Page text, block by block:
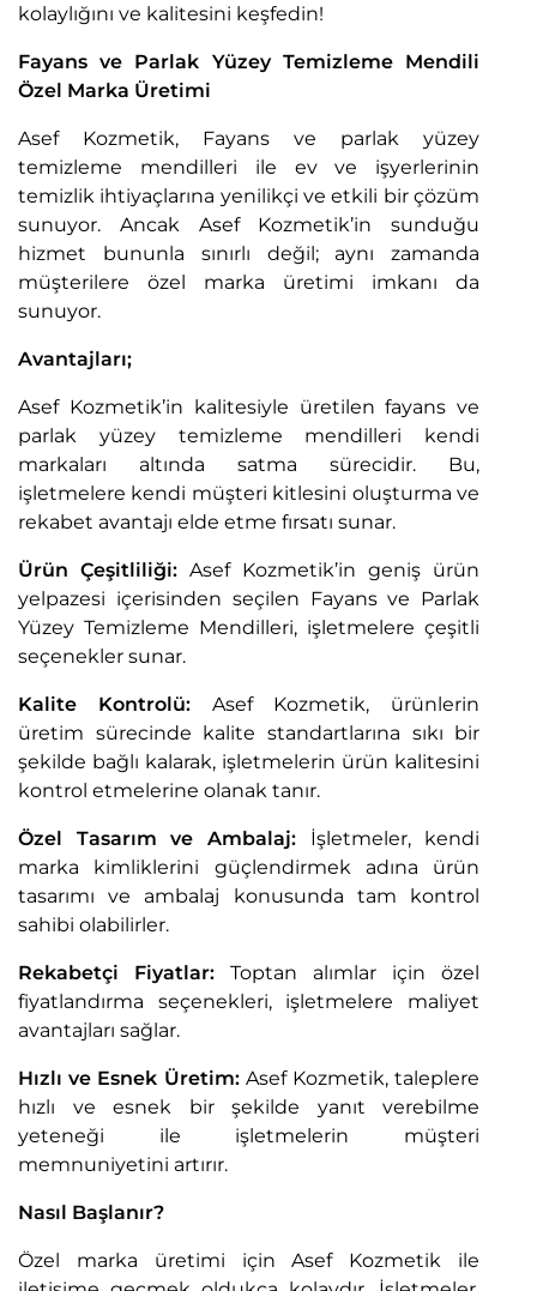
kolaylığını ve kalitesini keşfedin!
Fayans ve Parlak Yüzey Temizleme Mendili
Özel Marka Üretimi
Asef Kozmetik, Fayans ve parlak yüzey
temizleme mendilleri ile ev ve işyerlerinin
temizlik ihtiyaçlarına yenilikçi ve etkili bir çözüm
sunuyor. Ancak Asef Kozmetik’in sunduğu
hizmet bununla sınırlı değil; aynı zamanda
müşterilere özel marka üretimi imkanı da
sunuyor.
Avantajları;
Asef Kozmetik’in kalitesiyle üretilen fayans ve
parlak yüzey temizleme mendilleri kendi
markaları altında satma sürecidir. Bu,
işletmelere kendi müşteri kitlesini oluşturma ve
rekabet avantajı elde etme fırsatı sunar.
Ürün Çeşitliliği:Asef Kozmetik’in geniş ürün
yelpazesi içerisinden seçilen Fayans ve Parlak
Yüzey Temizleme Mendilleri, işletmelere çeşitli
seçenekler sunar.
Kalite Kontrolü:Asef Kozmetik, ürünlerin
üretim sürecinde kalite standartlarına sıkı bir
şekilde bağlı kalarak, işletmelerin ürün kalitesini
kontrol etmelerine olanak tanır.
Özel Tasarım ve Ambalaj:İşletmeler, kendi
marka kimliklerini güçlendirmek adına ürün
tasarımı ve ambalaj konusunda tam kontrol
sahibi olabilirler.
Rekabetçi Fiyatlar: Toptan alımlar için özel
fiyatlandırma seçenekleri, işletmelere maliyet
avantajları sağlar.
Hızlı ve Esnek Üretim:Asef Kozmetik, taleplere
hızlı ve esnek bir şekilde yanıt verebilme
yeteneği ile işletmelerin müşteri
memnuniyetini artırır.
Nasıl Başlanır?
Özel marka üretimi için Asef Kozmetik ile